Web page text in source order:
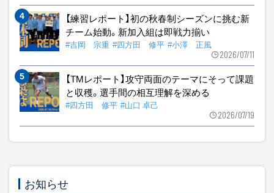
【練習レポート】初の秋春制シーズンに挑む新
チーム始動。新加入組は即戦力揃い
#吉岡 宗重 #四方田 修平 #小澤 正風
2026/07/11
【TMレポート】攻守両面のテーマにそって課題
と収穫。選手間の相互理解を深める
#四方田 修平 #山口 卓己
2026/07/19
お知らせ